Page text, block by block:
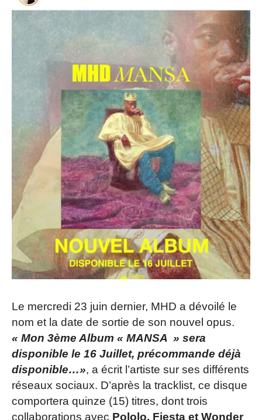
Le mercredi 23 juin dernier, MHD a dévoilé le
nom et la date de sortie de son nouvel opus.
« Mon 3ème Album « MANSA » sera
disponible le 16 Juillet, précommande déjà
disponible…», a écrit l’artiste sur ses différents
réseaux sociaux. D’après la tracklist, ce disque
comportera quinze (15) titres, dont trois
collaborations avec Pololo, Fiesta et Wonder